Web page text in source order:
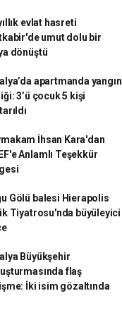
evlat hasreti
umut dolu bir
dönüştü
apartmanda yangın
3’ü çocuk 5 kişi
İhsan Kara'dan
Anlamlı Teşekkür
Gölü balesi Hierapolis
Tiyatrosu'nda büyüleyici
Büyükşehir
flaş
İki isim gözaltında